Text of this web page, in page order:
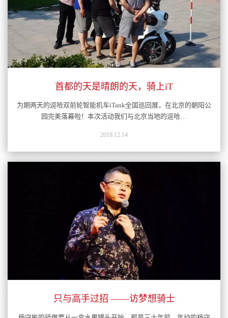
首都的天是晴朗的天，骑上iT
为期两天的逗哈双前轮智能机车iTank全国巡回展，在北京的朝阳公
园完美落幕啦！本次活动我们与北京当地的逗哈…
2018.12.14
只与高手过招 ——访梦想骑士